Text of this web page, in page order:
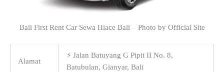
Bali First Rent Car Sewa Hiace Bali – Photo by Official Site
Alamat
⚡ Jalan Batuyang G Pipit II No. 8,
Batubulan, Gianyar, Bali